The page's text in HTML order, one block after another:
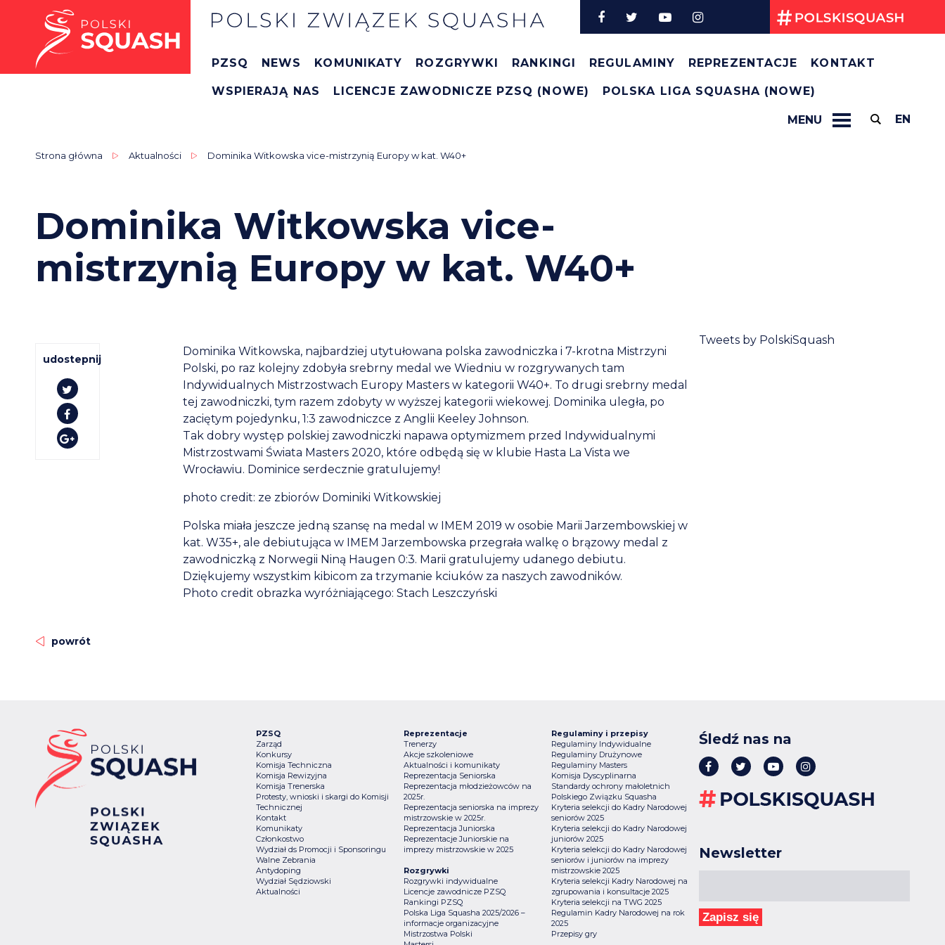
PZSQ NEWS KOMUNIKATY ROZGRYWKI RANKINGI REGULAMINY REPREZENTACJE KONTAKT
WSPIERAJĄ NAS LICENCJE ZAWODNICZE PZSQ (NOWE) POLSKA LIGA SQUASHA (NOWE)
MENU EN
Regulamin Kadry Narodowej na rok 2025
Strona główna Aktualności Dominika Witkowska vice-mistrzynią Europy w kat. W40+
Dominika Witkowska vice-
mistrzynią Europy w kat. W40+
Dominika Witkowska, najbardziej utytułowana polska zawodniczka i 7-krotna Mistrzyni
Polski, po raz kolejny zdobyła srebrny medal we Wiedniu w rozgrywanych tam
Indywidualnych Mistrzostwach Europy Masters w kategorii W40+. To drugi srebrny medal
tej zawodniczki, tym razem zdobyty w wyższej kategorii wiekowej. Dominika uległa, po
zaciętym pojedynku, 1:3 zawodniczce z Anglii Keeley Johnson.
Tak dobry występ polskiej zawodniczki napawa optymizmem przed Indywidualnymi
Mistrzostwami Świata Masters 2020, które odbędą się w klubie Hasta La Vista we
Wrocławiu. Dominice serdecznie gratulujemy!
photo credit: ze zbiorów Dominiki Witkowskiej
Polska miała jeszcze jedną szansę na medal w IMEM 2019 w osobie Marii Jarzembowskiej w
kat. W35+, ale debiutująca w IMEM Jarzembowska przegrała walkę o brązowy medal z
zawodniczką z Norwegii Niną Haugen 0:3. Marii gratulujemy udanego debiutu.
Dziękujemy wszystkim kibicom za trzymanie kciuków za naszych zawodników.
Photo credit obrazka wyróżniającego: Stach Leszczyński
udostepnij
powrót
Tweets by PolskiSquash
PZSQ
Zarząd
Konkursy
Komisja Techniczna
Komisja Rewizyjna
Komisja Trenerska
Protesty, wnioski i skargi do Komisji
Technicznej
Kontakt
Komunikaty
Członkostwo
Wydział ds Promocji i Sponsoringu
Walne Zebrania
Antydoping
Wydział Sędziowski
Aktualności
Reprezentacje
Trenerzy
Akcje szkoleniowe
Aktualności i komunikaty
Reprezentacja Seniorska
Reprezentacja młodzieżowców na
2025r.
Reprezentacja seniorska na imprezy
mistrzowskie w 2025r.
Reprezentacja Juniorska
Reprezentacje Juniorskie na
imprezy mistrzowskie w 2025
Rozgrywki
Rozgrywki indywidualne
Licencje zawodnicze PZSQ
Rankingi PZSQ
Polska Liga Squasha 2025/2026 –
informacje organizacyjne
Mistrzostwa Polski
Regulaminy i przepisy
Regulaminy Indywidualne
Regulaminy Drużynowe
Regulaminy Masters
Komisja Dyscyplinarna
Standardy ochrony małoletnich
Polskiego Związku Squasha
Kryteria selekcji do Kadry Narodowej
seniorów 2025
Kryteria selekcji do Kadry Narodowej
juniorów 2025
Kryteria selekcji do Kadry Narodowej
seniorów i juniorów na imprezy
mistrzowskie 2025
Kryteria selekcji Kadry Narodowej na
zgrupowania i konsultacje 2025
Kryteria selekcji na TWG 2025
Regulamin Kadry Narodowej na rok
2025
Przepisy gry
Śledź nas na
Newsletter
Zapisz się